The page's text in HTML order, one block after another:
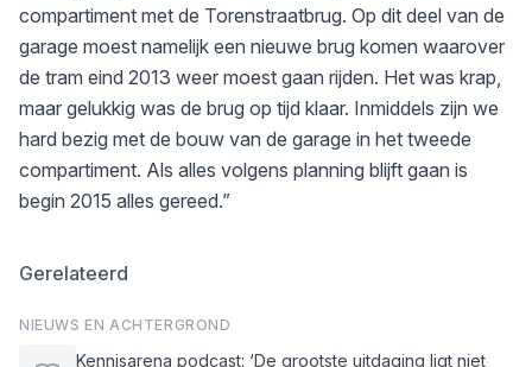
compartiment met de Torenstraatbrug. Op dit deel van de
garage moest namelijk een nieuwe brug komen waarover
de tram eind 2013 weer moest gaan rijden. Het was krap,
maar gelukkig was de brug op tijd klaar. Inmiddels zijn we
hard bezig met de bouw van de garage in het tweede
compartiment. Als alles volgens planning blijft gaan is
begin 2015 alles gereed.”
Gerelateerd
NIEUWS EN ACHTERGROND
Kennisarena podcast: ‘De grootste uitdaging ligt niet